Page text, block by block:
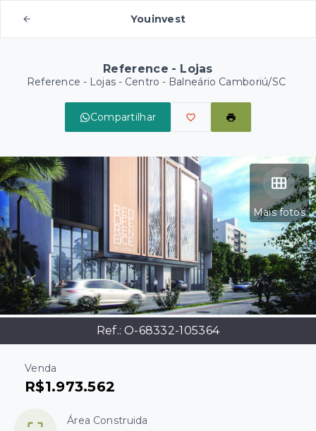
Youinvest
Reference - Lojas
Reference - Lojas - Centro - Balneário Camboriú/SC
Compartilhar
Mais fotos
Ref.: O-68332-105364
Venda
R$1.973.562
Área Construida